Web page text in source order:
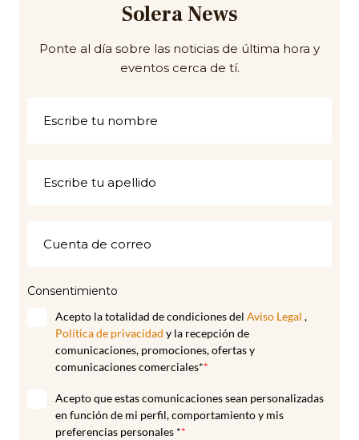
Solera News
Ponte al día sobre las noticias de última hora y
eventos cerca de tí.
Consentimiento
Acepto la totalidad de condiciones del Aviso Legal ,
Política de privacidad y la recepción de
comunicaciones, promociones, ofertas y
comunicaciones comerciales**
Acepto que estas comunicaciones sean personalizadas
en función de mi perfil, comportamiento y mis
preferencias personales **